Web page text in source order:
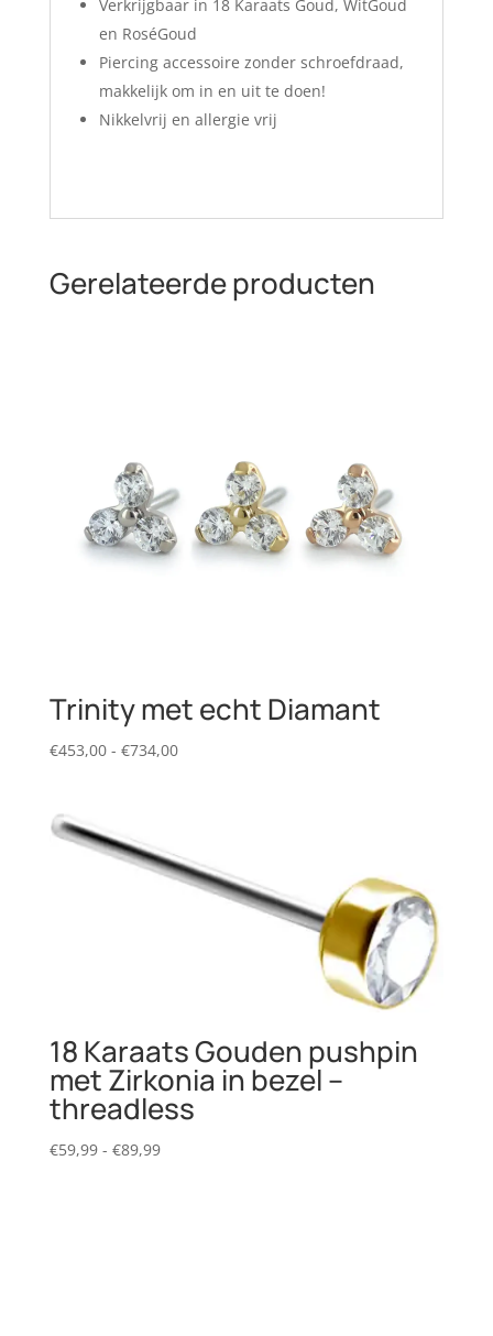
Verkrijgbaar in 18 Karaats Goud, WitGoud
en RoséGoud
Piercing accessoire zonder schroefdraad,
makkelijk om in en uit te doen!
Nikkelvrij en allergie vrij
Gerelateerde producten
Trinity met echt Diamant
€453,00 - €734,00Prijsklasse:
18 Karaats Gouden pushpin
met Zirkonia in bezel –
threadless
€59,99 - €89,99Prijsklasse: